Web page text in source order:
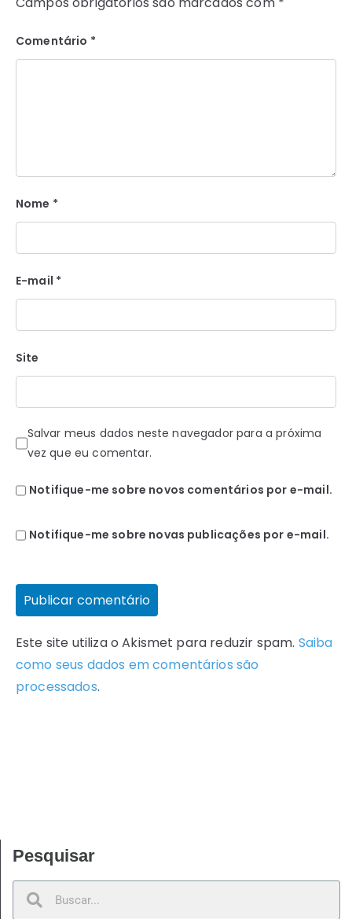
Comentário *
Nome *
E-mail *
Site
Salvar meus dados neste navegador para a próxima
vez que eu comentar.
Notifique-me sobre novos comentários por e-mail.
Notifique-me sobre novas publicações por e-mail.
Este site utiliza o Akismet para reduzir spam. Saiba
como seus dados em comentários são
processados.
Pesquisar